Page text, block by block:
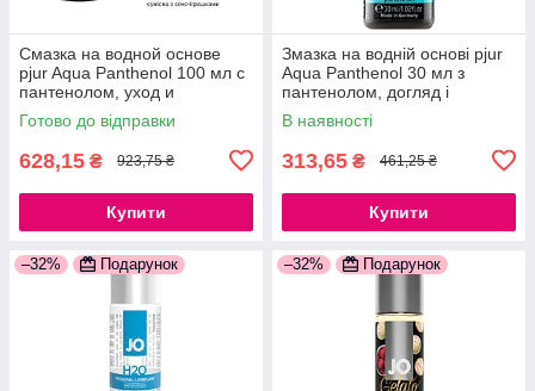
Смазка на водной основе
pjur Aqua Panthenol 100 мл с
пантенолом, уход и
увлажнение 777Store.com.ua
Готово до відправки
628,15 ₴ 923,75 ₴
Купити
Змазка на водній основі pjur
Aqua Panthenol 30 мл з
пантенолом, догляд і
зволоження 777Store.com.ua
В наявності
313,65 ₴ 461,25 ₴
Купити
–32% Подарунок –32% Подарунок